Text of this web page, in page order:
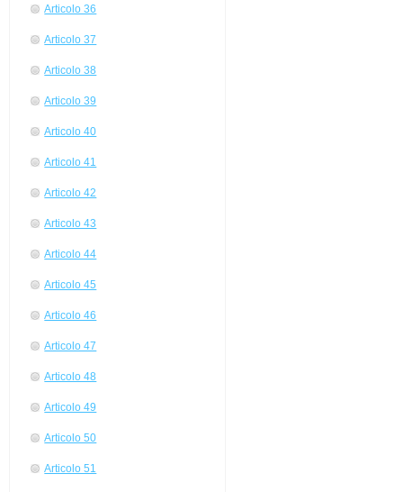
Articolo 36
Articolo 37
Articolo 38
Articolo 39
Articolo 40
Articolo 41
Articolo 42
Articolo 43
Articolo 44
Articolo 45
Articolo 46
Articolo 47
Articolo 48
Articolo 49
Articolo 50
Articolo 51